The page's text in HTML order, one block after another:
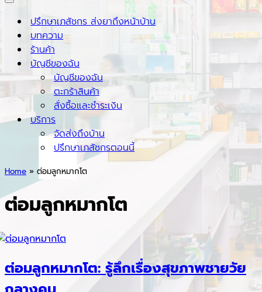
Navigation
Menu ปรึกษาเภสัชกร ส่งยาถึงหน้าบ้าน
บทความ
ร้านค้า
บัญชีของฉัน
บัญชีของฉัน
ตะกร้าสินค้า
สั่งซื้อและชำระเงิน
บริการ
จัดส่งถึงบ้าน
ปรึกษาเภสัชกรตอนนี้
Home » ต่อมลูกหมากโต
ต่อมลูกหมากโต
ต่อมลูกหมากโต: รู้ลึกเรื่องสุขภาพชายวัย